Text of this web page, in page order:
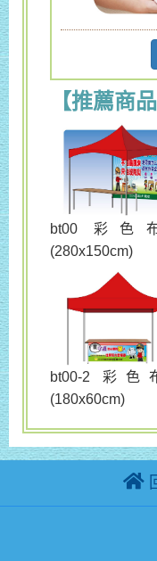
【推薦商品
bt00 彩色
(280x150cm)
bt00-2 彩色
(180x60cm)